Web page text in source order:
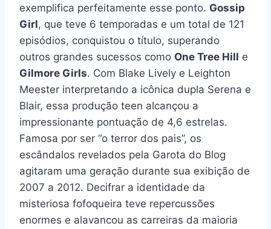
exemplifica perfeitamente esse ponto. Gossip
Girl, que teve 6 temporadas e um total de 121
episódios, conquistou o título, superando
outros grandes sucessos como One Tree Hill e
Gilmore Girls. Com Blake Lively e Leighton
Meester interpretando a icônica dupla Serena e
Blair, essa produção teen alcançou a
impressionante pontuação de 4,6 estrelas.
Famosa por ser “o terror dos pais”, os
escândalos revelados pela Garota do Blog
agitaram uma geração durante sua exibição de
2007 a 2012. Decifrar a identidade da
misteriosa fofoqueira teve repercussões
enormes e alavancou as carreiras da maioria